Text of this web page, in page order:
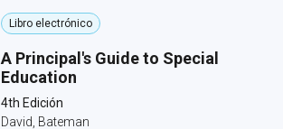
Libro electrónico
A Principal's Guide to Special
Education
4th Edición
David, Bateman